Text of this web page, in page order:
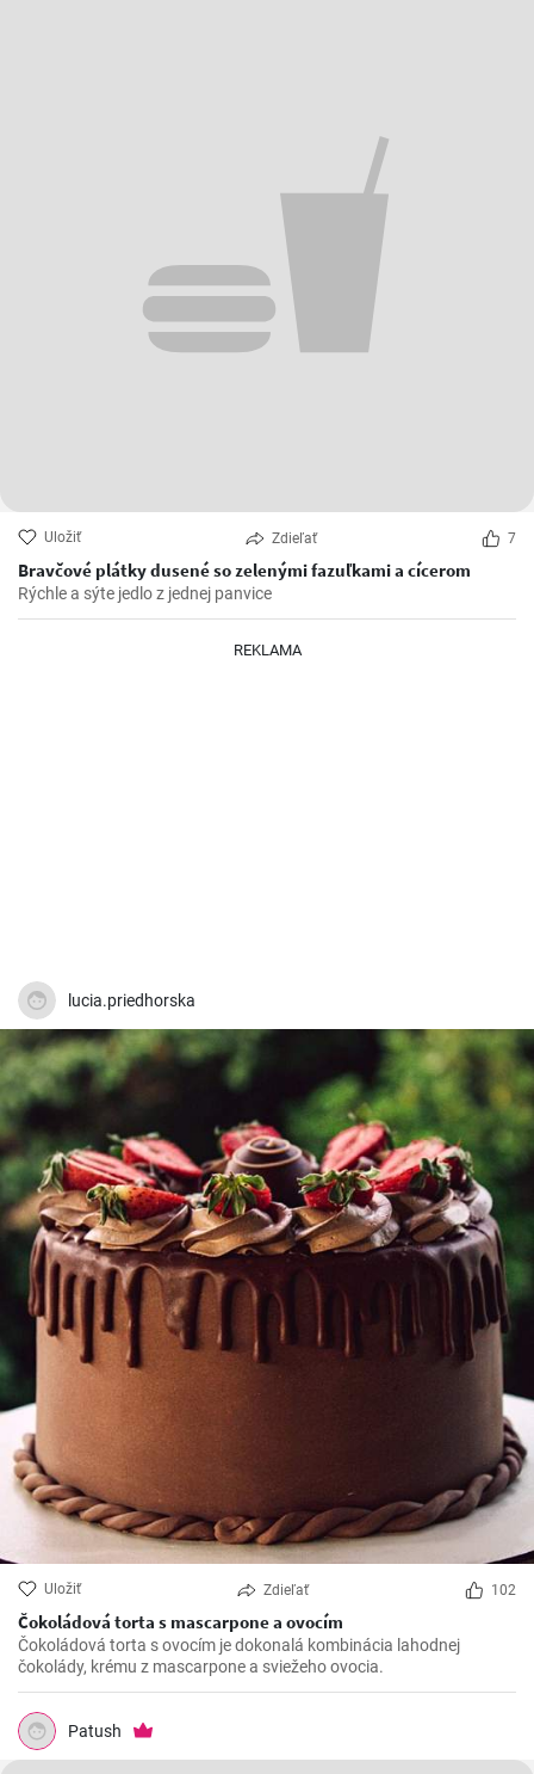
Uložiť Zdieľať 7
Bravčové plátky dusené so zelenými fazuľkami a cícerom
Rýchle a sýte jedlo z jednej panvice
REKLAMA
lucia.priedhorska
Uložiť Zdieľať 102
Čokoládová torta s mascarpone a ovocím
Čokoládová torta s ovocím je dokonalá kombinácia lahodnej
čokolády, krému z mascarpone a sviežeho ovocia.
Patush